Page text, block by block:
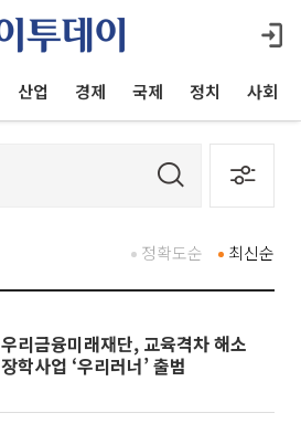
산업 경제 국제 정치 사회
최신순
정확도순
우리금융미래재단, 교육격차 해소
장학사업 ‘우리러너’ 출범